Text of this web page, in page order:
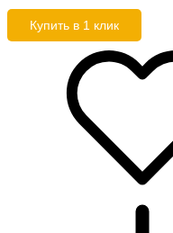
Купить в 1 клик